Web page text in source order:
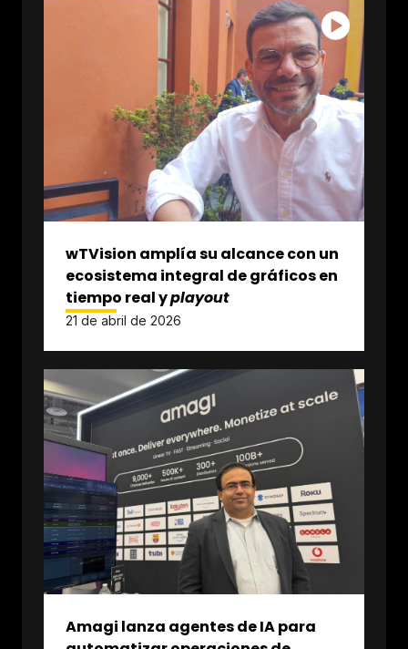
wTVision amplía su alcance con un
ecosistema integral de gráficos en
tiempo real yplayout
21 de abril de 2026
Amagi lanza agentes de IA para